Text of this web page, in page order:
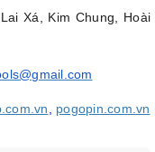
Xá, Kim Chung, Hoài
pogopin.com.vn